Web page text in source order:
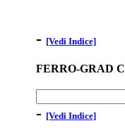
- [Vedi Indice]
FERRO-GRAD C
- [Vedi Indice]